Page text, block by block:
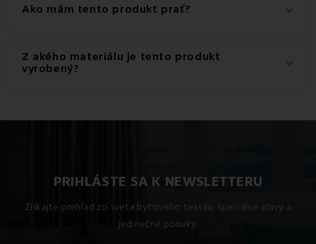
Ako mám tento produkt prať?
Pre dosiahnutie najlepších výsledkov odporúčame tento
produkt prať na 40 °C.
Z akého materiálu je tento produkt
vyrobený?
PRIHLÁSTE SA K NEWSLETTERU
Získajte prehľad zo sveta bytového textilu, špeciálne zľavy a
jedinečné ponuky.